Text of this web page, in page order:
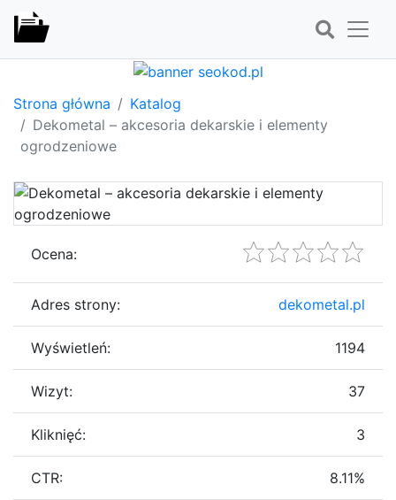
Strona główna
Katalog
Dekometal – akcesoria dekarskie i elementy
ogrodzeniowe
Ocena:
Adres strony: dekometal.pl
Wyświetleń: 1194
Wizyt: 37
Kliknięć: 3
CTR: 8.11%